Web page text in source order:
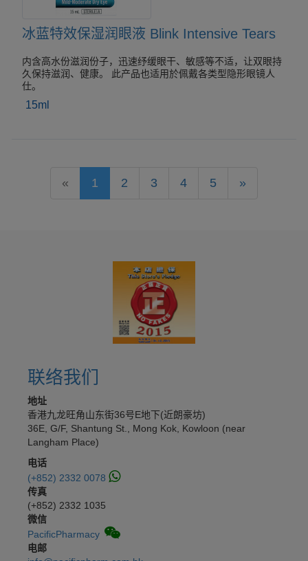
冰蓝特效保湿润眼液 Blink Intensive Tears
内含高水份滋润份子，迅速纾缓眼干、敏感等不适，让双眼持
久保持滋润、健康。 此产品也适用於佩戴各类型隐形眼镜人
仕。
15ml
« 1 2 3 4 5 »
联络我们
地址
香港九龙旺角山东街36号E地下(近朗豪坊)
36E, G/F, Shantung St., Mong Kok, Kowloon (near
Langham Place)
电话
(+852) 2332 0078
传真
(+852) 2332 1035
微信
PacificPharmacy
电邮